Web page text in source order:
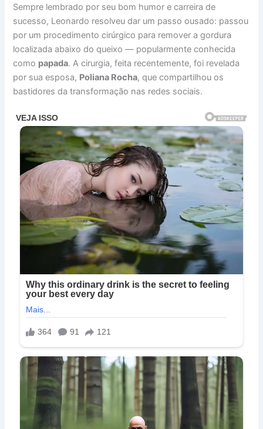
Sempre lembrado por seu bom humor e carreira de
sucesso, Leonardo resolveu dar um passo ousado: passou
por um procedimento cirúrgico para remover a gordura
localizada abaixo do queixo — popularmente conhecida
como papada. A cirurgia, feita recentemente, foi revelada
por sua esposa, Poliana Rocha, que compartilhou os
bastidores da transformação nas redes sociais.